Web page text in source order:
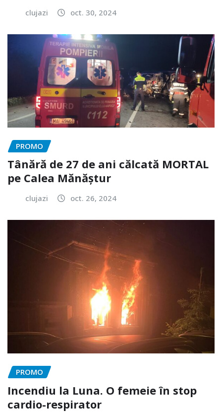
clujazi oct. 30, 2024
PROMO
Tânără de 27 de ani călcată MORTAL
pe Calea Mănăștur
clujazi oct. 26, 2024
PROMO
Incendiu la Luna. O femeie în stop
cardio-respirator